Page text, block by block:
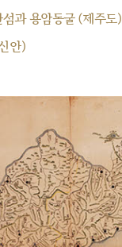
과 용암동굴 (제주도)
안)